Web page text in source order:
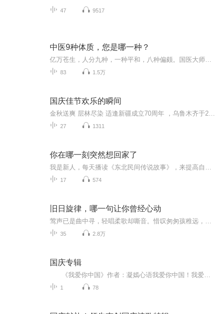
47 9517
中医9种体质，您是哪一种？
83 1.5万
国庆佳节欢乐的瞬间
27 1311
你在哪一刻突然想回家了
17 574
旧日旋律，哪一句让你曾经心动
35 2.8万
国庆专辑
1 78